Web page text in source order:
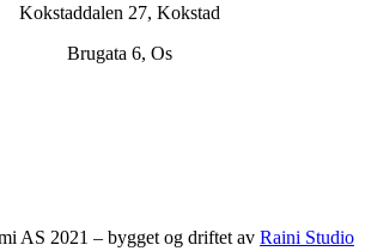
Kokstaddalen 27, Kokstad
Brugata 6, Os
AS 2021 – bygget og driftet av Raini Studio